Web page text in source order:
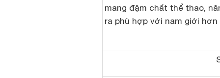
mang đậm chất thể thao,
ra phù hợp với nam giới hơn